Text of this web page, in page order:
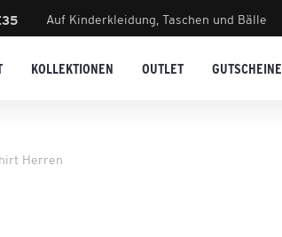
Auf Kinderkleidung, Taschen und Bälle
KOLLEKTIONEN OUTLET GUTSCHEINE
Herren